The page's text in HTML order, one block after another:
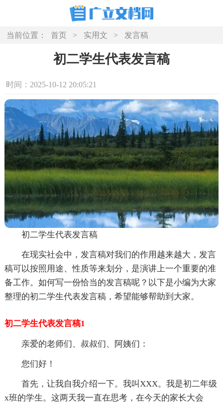
当前位置： 首页 > 实用文 > 发言稿
初二学生代表发言稿
时间：2025-10-12 20:05:21
初二学生代表发言稿
在现实社会中，发言稿对我们的作用越来越大，发言
稿可以按照用途、性质等来划分，是演讲上一个重要的准
备工作。如何写一份恰当的发言稿呢？以下是小编为大家
整理的初二学生代表发言稿，希望能够帮助到大家。
初二学生代表发言稿1
亲爱的老师们、叔叔们、阿姨们：
您们好！
首先，让我自我介绍一下。我叫XXX。我是初二年级
x班的学生。这两天我一直在思考，在今天的家长大会